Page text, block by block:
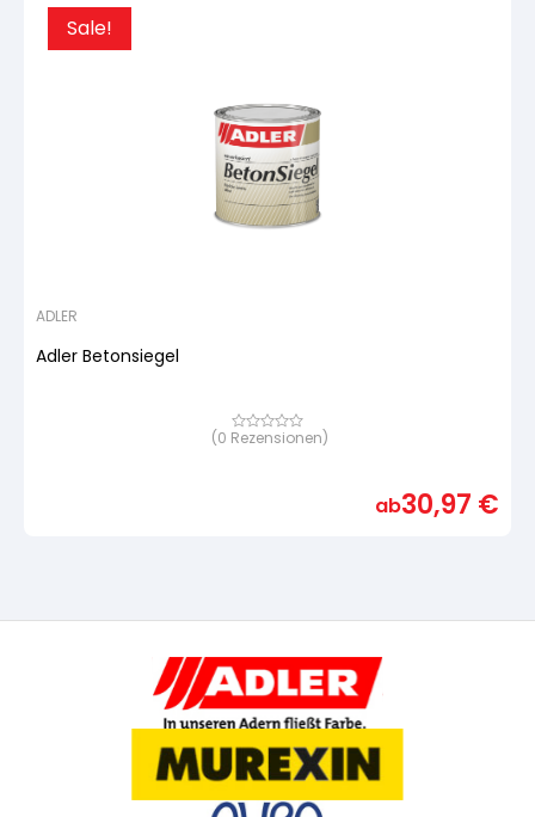
Sale!
ADLER
Adler Betonsiegel
Bewertet
(0 Rezensionen)
ab30,97 €